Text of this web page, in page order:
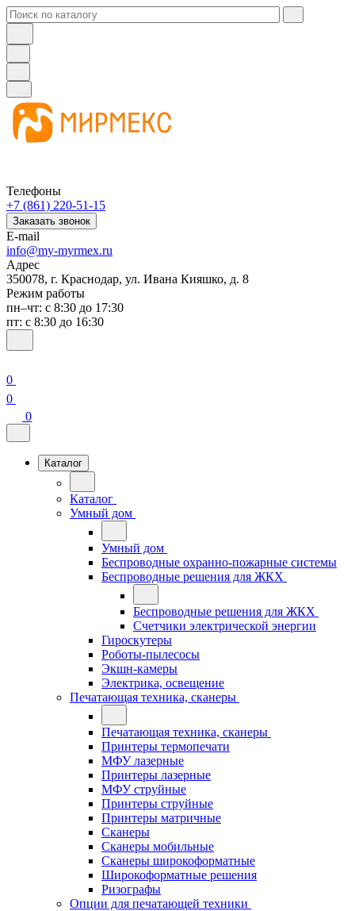
Телефоны
+7 (861) 220-51-15
Заказать звонок
E-mail
info@my-myrmex.ru
Адрес
350078, г. Краснодар, ул. Ивана Кияшко, д. 8
Режим работы
пн–чт: с 8:30 до 17:30
пт: с 8:30 до 16:30
0
0
0
Каталог
Каталог
Умный дом
Умный дом
Беспроводные охранно-пожарные системы
Беспроводные решения для ЖКХ
Беспроводные решения для ЖКХ
Счетчики электрической энергии
Гироскутеры
Роботы-пылесосы
Экшн-камеры
Электрика, освещение
Печатающая техника, сканеры
Печатающая техника, сканеры
Принтеры термопечати
МФУ лазерные
Принтеры лазерные
МФУ струйные
Принтеры струйные
Принтеры матричные
Сканеры
Сканеры мобильные
Сканеры широкоформатные
Широкоформатные решения
Ризографы
Опции для печатающей техники